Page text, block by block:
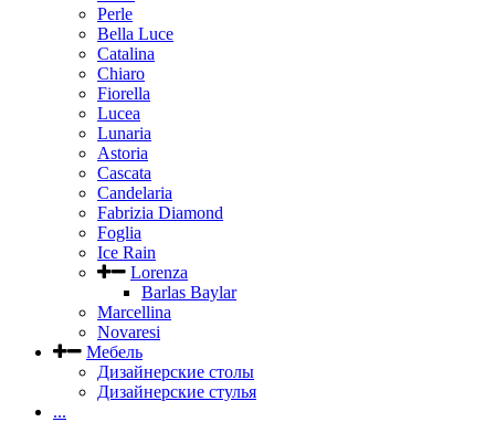
Perle
Bella Luce
Сatalina
Chiaro
Fiorella
Lucea
Lunaria
Astoria
Cascata
Candelaria
Fabrizia Diamond
Foglia
Ice Rain
Lorenza
Barlas Baylar
Marcellina
Novaresi
Мебель
Дизайнерские столы
Дизайнерские стулья
...